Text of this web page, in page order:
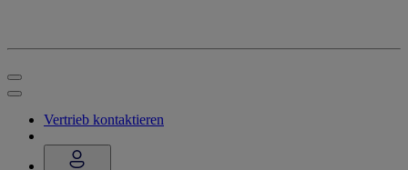
Vertrieb kontaktieren